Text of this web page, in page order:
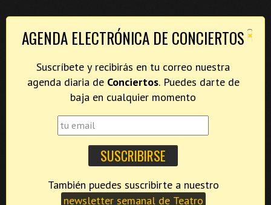
×
AGENDA ELECTRÓNICA DE CONCIERTOS
Suscríbete y recibirás en tu correo nuestra
agenda diaria de Conciertos. Puedes darte de
baja en cualquier momento
newsletter semanal de Teatro